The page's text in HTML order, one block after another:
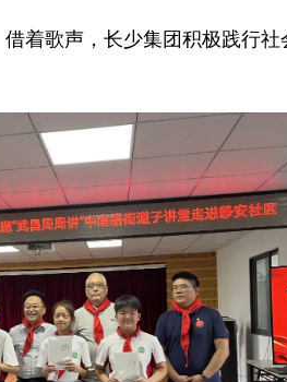
着歌声，长少集团积极践行